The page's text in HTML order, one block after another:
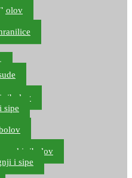
ribolov
sipe
ribolov
i sipe